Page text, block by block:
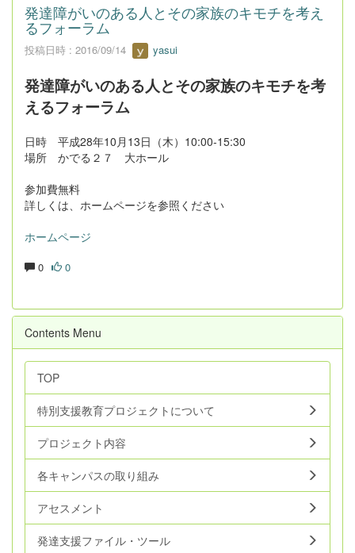
発達障がいのある人とその家族のキモチを考え
るフォーラム
投稿日時 : 2016/09/14 yasui
発達障がいのある人とその家族のキモチを考
えるフォーラム
日時 平成28年10月13日（木）10:00-15:30
場所 かでる２７ 大ホール
参加費無料
詳しくは、ホームページを参照ください
ホームページ
0 0
Contents Menu
TOP
特別支援教育プロジェクトについて
プロジェクト内容
各キャンパスの取り組み
アセスメント
発達支援ファイル・ツール